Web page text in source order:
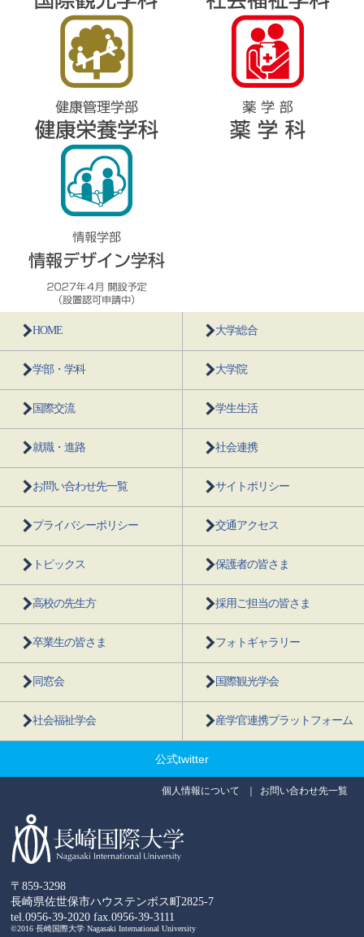
HOME 大学総合
学部・学科 大学院
国際交流 学生生活
就職・進路 社会連携
お問い合わせ先一覧 サイトポリシー
プライバシーポリシー 交通アクセス
トピックス 保護者の皆さま
高校の先生方 採用ご担当の皆さま
卒業生の皆さま フォトギャラリー
同窓会 国際観光学会
社会福祉学会 産学官連携プラットフォーム
公式twitter
〒859-3298
長崎県佐世保市ハウステンボス町2825-7
tel.0956-39-2020 fax.0956-39-3111
©2016 長崎国際大学 Nagasaki International University
個人情報について お問い合わせ先一覧